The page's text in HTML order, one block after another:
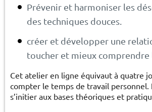
Prévenir et harmoniser les
des techniques douces.
créer et développer une
toucher et mieux comprendre
Cet atelier en ligne équivaut à quatre
compter le temps de travail personnel.
s’initier aux bases théoriques et